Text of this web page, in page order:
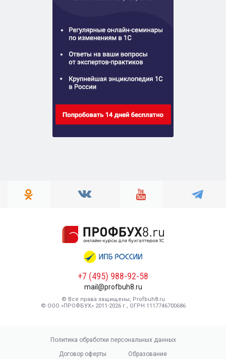
+7 (495) 988-92-58
mail@profbuh8.ru
© Все права защищены, Profbuh8.ru
© ООО «ПРОФБУХ» 2011-2026 г., ОГРН 1117746700686
Политика обработки персональных данных
Договор оферты
Образование